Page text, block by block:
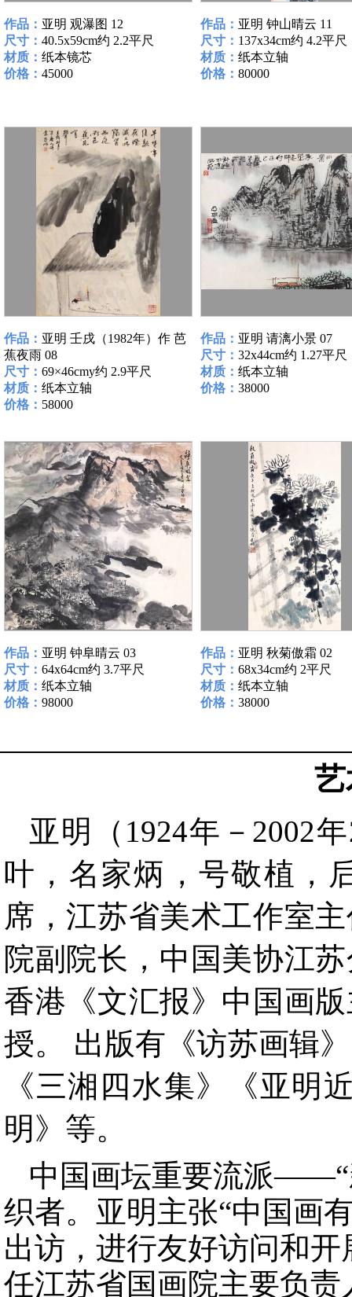
作品： 亚明 观瀑图 12
尺寸： 40.5x59cm约 2.2平尺
材质： 纸本镜芯
价格： 45000
作品： 亚明 钟山晴云 11
尺寸： 137x34cm约 4.2平尺
材质： 纸本立轴
价格： 80000
作品： 亚明 壬戌（1982年）作 芭
蕉夜雨 08
尺寸： 69×46cmy约 2.9平尺
材质： 纸本立轴
价格： 58000
作品： 亚明 请漓小景 07
尺寸： 32x44cm约 1.27平尺
材质： 纸本立轴
价格： 38000
作品： 亚明 钟阜晴云 03
尺寸： 64x64cm约 3.7平尺
材质： 纸本立轴
价格： 98000
作品： 亚明 秋菊傲霜 02
尺寸： 68x34cm约 2平尺
材质： 纸本立轴
价格： 38000
亚明（1924年－2002
叶，名家炳，号敬植，
席，江苏省美术工作室
院副院长，中国美协江
香港《文汇报》中国画
授。 出版有《访苏画辑
《三湘四水集》《亚明
明》等。
中国画坛重要流派——“
织者。亚明主张“中国画
出访，进行友好访问和
任江苏省国画院主要负